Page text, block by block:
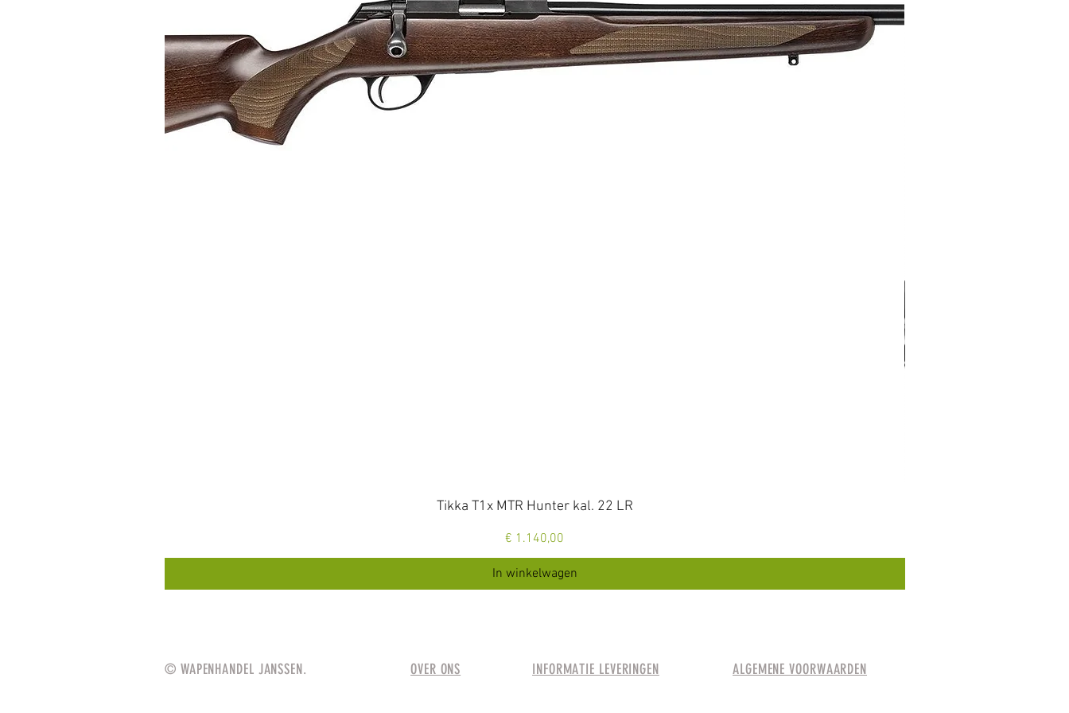
Snel overzicht
Tikka T1x MTR Hunter kal. 22 LR
Prijs
€ 1.140,00
In winkelwagen
© WAPENHANDEL JANSSEN. OVER ONS INFORMATIE LEVERINGEN ALGEMENE VOORWAARDEN